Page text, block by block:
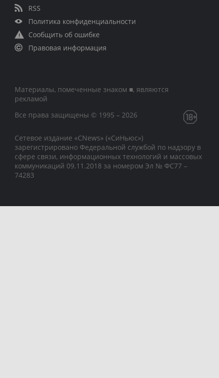
RSS
Политика конфиденциальности
Сообщить об ошибке
Правовая информация
Материалы, помеченные знаком ■, являются
рекламой
Все права защищены © 1995 – 2026
Сетевое издание «CNews» («СиНьюс»)
зарегистрировано Федеральной службой по надзору в
сфере связи, информационных технологий и массовых
коммуникаций 09.11.2018 за номером Эл № ФС77 –
74283